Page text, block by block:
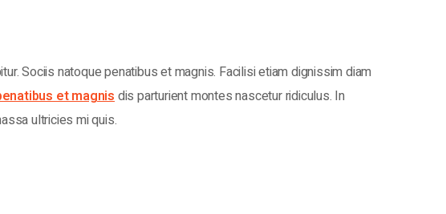
Sociis natoque penatibus et magnis. Facilisi etiam dignissim diam
et magnisdis parturient montes nascetur ridiculus. In
ultricies mi quis.